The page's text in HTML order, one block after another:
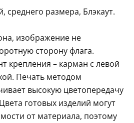
среднего размера, Блэкаут.
изображение не
сторону флага.
крепления – карман с левой
Печать методом
высокую цветопередачу
готовых изделий могут
от материала, поэтому